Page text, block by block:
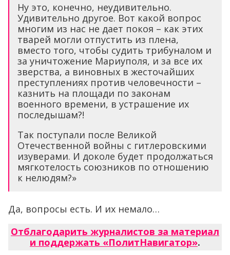
Ну это, конечно, неудивительно.
Удивительно другое. Вот какой вопрос
многим из нас не дает покоя – как этих
тварей могли отпустить из плена,
вместо того, чтобы судить трибуналом и
за уничтожение Мариуполя, и за все их
зверства, а виновных в жесточайших
преступлениях против человечности –
казнить на площади по законам
военного времени, в устрашение их
последышам?!
Так поступали после Великой
Отечественной войны с гитлеровскими
изуверами. И доколе будет продолжаться
мягкотелость союзников по отношению
к нелюдям?»
Да, вопросы есть. И их немало…
Отблагодарить журналистов за материал
и поддержать «ПолитНавигатор».